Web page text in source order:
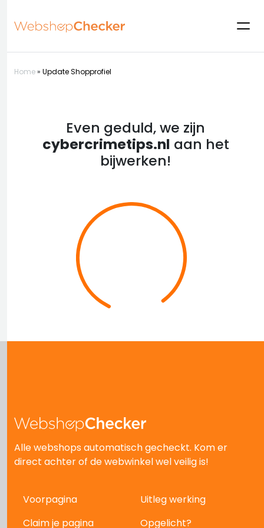
Home» Update Shopprofiel
Even geduld, we zijn
cybercrimetips.nl aan het
bijwerken!
Alle webshops automatisch gecheckt. Kom er
direct achter of de webwinkel wel veilig is!
Voorpagina
Uitleg werking
Claim je pagina
Opgelicht?